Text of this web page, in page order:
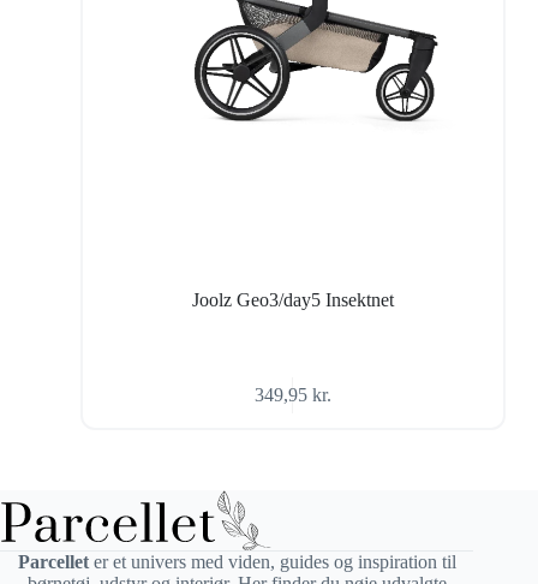
Joolz Geo3/day5 Insektnet
349,95 kr.
Parcelleter et univers med viden, guides og inspiration til